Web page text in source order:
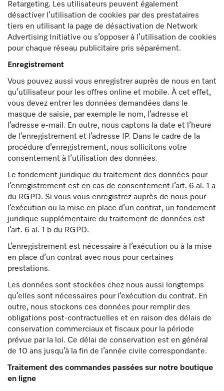
Retargeting. Les utilisateurs peuvent également
désactiver l’utilisation de cookies par des prestataires
tiers en utilisant la page de désactivation de Network
Advertising Initiative ou s’opposer à l’utilisation de cookies
pour chaque réseau publicitaire pris séparément.
Enregistrement
Vous pouvez aussi vous enregistrer auprès de nous en tant
qu’utilisateur pour les offres online et mobile. À cet effet,
vous devez entrer les données demandées dans le
masque de saisie, par exemple le nom, l’adresse et
l’adresse e-mail. En outre, nous captons la date et l’heure
de l’enregistrement et l’adresse IP. Dans le cadre de la
procédure d’enregistrement, nous sollicitons votre
consentement à l’utilisation des données.
Le fondement juridique du traitement des données pour
l’enregistrement est en cas de consentement l’art. 6 al. 1 a
du RGPD. Si vous vous enregistrez auprès de nous pour
l‘exécution ou la mise en place d’un contrat, un fondement
juridique supplémentaire du traitement de données est
l’art. 6 al. 1 b du RGPD.
L’enregistrement est nécessaire à l’exécution ou à la mise
en place d’un contrat avec nous pour certaines
prestations.
Les données sont stockées chez nous aussi longtemps
qu’elles sont nécessaires pour l‘exécution du contrat. En
outre, nous stockons ces données pour remplir des
obligations post-contractuelles et en raison des délais de
conservation commerciaux et fiscaux pour la période
prévue par la loi. Ce délai de conservation est en général
de 10 ans jusqu’à la fin de l’année civile correspondante.
Traitement des commandes passées sur notre boutique
en ligne